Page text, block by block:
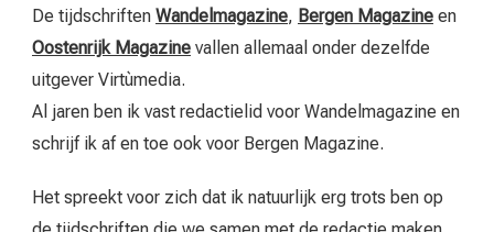
De tijdschriften Wandelmagazine, Bergen Magazine en
Oostenrijk Magazine vallen allemaal onder dezelfde
uitgever Virtùmedia.
Al jaren ben ik vast redactielid voor Wandelmagazine en
schrijf ik af en toe ook voor Bergen Magazine.
Het spreekt voor zich dat ik natuurlijk erg trots ben op